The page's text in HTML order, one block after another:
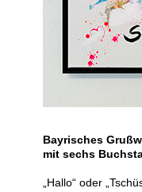
Bayrisches
mit sechs
„Hallo“ oder